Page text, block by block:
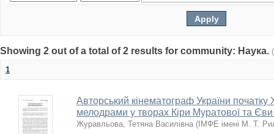
Showing 2 out of a total of 2 results for community: Наука.
1
Авторський кінематограф України початку
мелодрами у творах Кіри Муратової та
Журавльова, Тетяна Василівна ( ІМФЕ імені М. Т.